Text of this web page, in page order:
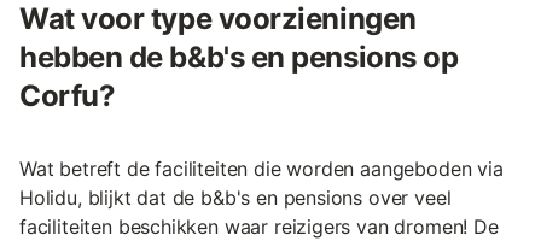
Wat voor type voorzieningen
hebben de b&b's en pensions op
Corfu?
Wat betreft de faciliteiten die worden aangeboden via
Holidu, blijkt dat de b&b's en pensions over veel
faciliteiten beschikken waar reizigers van dromen! De